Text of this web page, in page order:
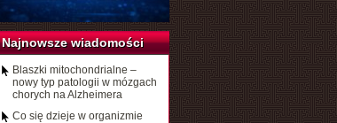
Najnowsze wiadomości
Blaszki mitochondrialne –
nowy typ patologii w mózgach
chorych na Alzheimera
Co się dzieje w organizmie